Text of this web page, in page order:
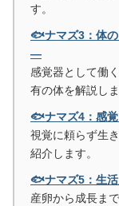
す。
🐟ナマズ3：体
―
感覚器として働
有の体を解説しま
🐟ナマズ4：感
視覚に頼らず生
紹介します。
🐟ナマズ5：生
産卵から成長ま